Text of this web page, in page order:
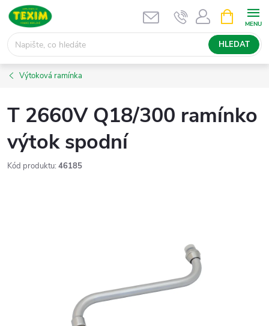
Přejít
obsah
HLEDAT
NÁKUPNÍ
KOŠÍK
Výtoková ramínka
T 2660V Q18/300 ramínko
výtok spodní
Kód produktu: 46185